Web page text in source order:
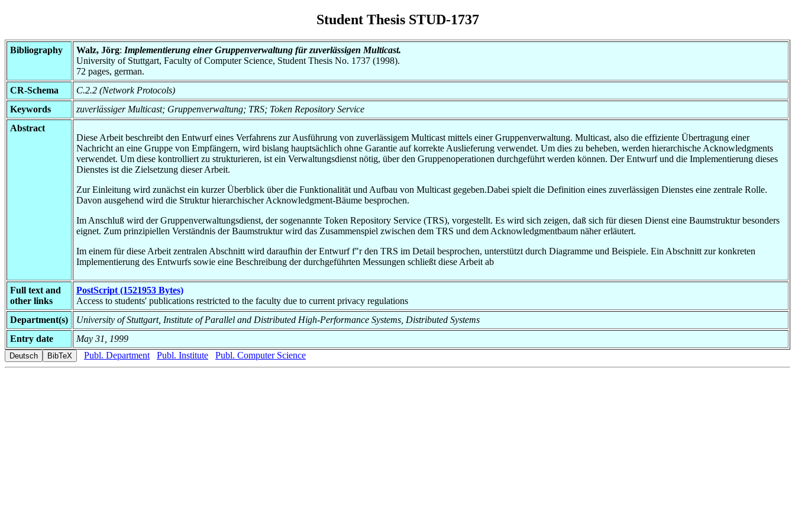
Student Thesis STUD-1737
Bibliography Walz, Jörg: Implementierung einer Gruppenverwaltung für zuverlässigen Multicast.
University of Stuttgart, Faculty of Computer Science, Student Thesis No. 1737 (1998).
72 pages, german.
CR-Schema
C.2.2 (Network Protocols)
Keywords
zuverlässiger Multicast; Gruppenverwaltung; TRS; Token Repository Service
Abstract
Diese Arbeit beschreibt den Entwurf eines Verfahrens zur Ausführung von zuverlässigem Multicast mittels einer Gruppenverwaltung. Multicast, also die effiziente Übertragung einer
Nachricht an eine Gruppe von Empfängern, wird bislang hauptsächlich ohne Garantie auf korrekte Auslieferung verwendet. Um dies zu beheben, werden hierarchische Acknowledgments
verwendet. Um diese kontrolliert zu strukturieren, ist ein Verwaltungsdienst nötig, über den Gruppenoperationen durchgeführt werden können. Der Entwurf und die Implementierung dieses
Dienstes ist die Zielsetzung dieser Arbeit.
Zur Einleitung wird zunächst ein kurzer Überblick über die Funktionalität und Aufbau von Multicast gegeben.Dabei spielt die Definition eines zuverlässigen Dienstes eine zentrale Rolle.
Davon ausgehend wird die Struktur hierarchischer Acknowledgment-Bäume besprochen.
Im Anschluß wird der Gruppenverwaltungsdienst, der sogenannte Token Repository Service (TRS), vorgestellt. Es wird sich zeigen, daß sich für diesen Dienst eine Baumstruktur besonders
eignet. Zum prinzipiellen Verständnis der Baumstruktur wird das Zusammenspiel zwischen dem TRS und dem Acknowledgmentbaum näher erläutert.
Im einem für diese Arbeit zentralen Abschnitt wird daraufhin der Entwurf f"r den TRS im Detail besprochen, unterstützt durch Diagramme und Beispiele. Ein Abschnitt zur konkreten
Implementierung des Entwurfs sowie eine Beschreibung der durchgeführten Messungen schließt diese Arbeit ab
Full text and
other links
PostScript (1521953 Bytes)
Access to students' publications restricted to the faculty due to current privacy regulations
Department(s)
University of Stuttgart, Institute of Parallel and Distributed High-Performance Systems, Distributed Systems
Entry date
May 31, 1999
Publ. Department
Publ. Institute Publ. Computer Science